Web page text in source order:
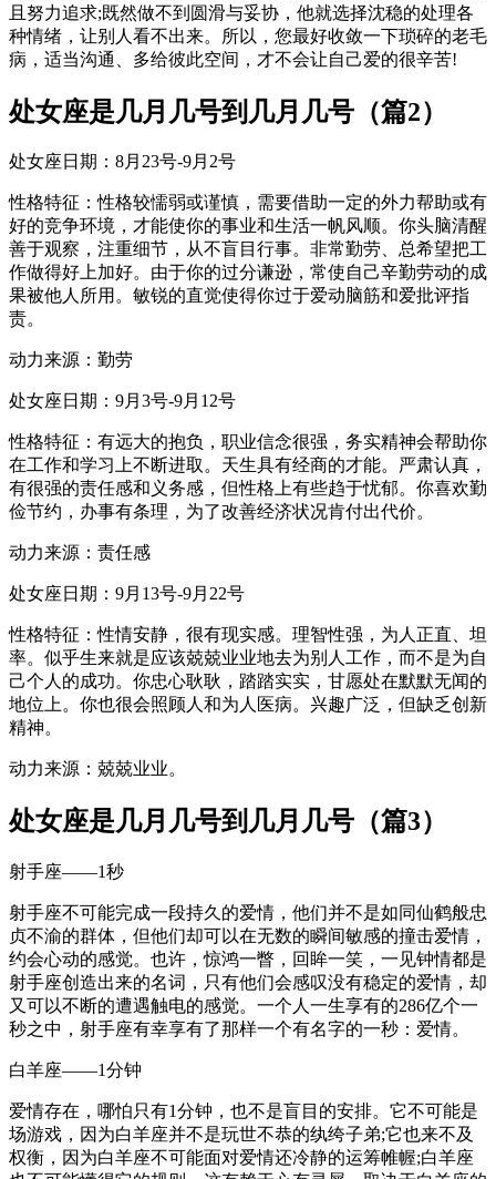
且努力追求;既然做不到圆滑与妥协，他就选择沈稳的处理各
种情绪，让别人看不出来。所以，您最好收敛一下琐碎的老毛
病，适当沟通、多给彼此空间，才不会让自己爱的很辛苦!
处女座是几月几号到几月几号（篇2）
处女座日期：8月23号-9月2号
性格特征：性格较懦弱或谨慎，需要借助一定的外力帮助或有
好的竞争环境，才能使你的事业和生活一帆风顺。你头脑清醒
善于观察，注重细节，从不盲目行事。非常勤劳、总希望把工
作做得好上加好。由于你的过分谦逊，常使自己辛勤劳动的成
果被他人所用。敏锐的直觉使得你过于爱动脑筋和爱批评指
责。
动力来源：勤劳
处女座日期：9月3号-9月12号
性格特征：有远大的抱负，职业信念很强，务实精神会帮助你
在工作和学习上不断进取。天生具有经商的才能。严肃认真，
有很强的责任感和义务感，但性格上有些趋于忧郁。你喜欢勤
俭节约，办事有条理，为了改善经济状况肯付出代价。
动力来源：责任感
处女座日期：9月13号-9月22号
性格特征：性情安静，很有现实感。理智性强，为人正直、坦
率。似乎生来就是应该兢兢业业地去为别人工作，而不是为自
己个人的成功。你忠心耿耿，踏踏实实，甘愿处在默默无闻的
地位上。你也很会照顾人和为人医病。兴趣广泛，但缺乏创新
精神。
动力来源：兢兢业业。
处女座是几月几号到几月几号（篇3）
射手座——1秒
射手座不可能完成一段持久的爱情，他们并不是如同仙鹤般忠
贞不渝的群体，但他们却可以在无数的瞬间敏感的撞击爱情，
约会心动的感觉。也许，惊鸿一瞥，回眸一笑，一见钟情都是
射手座创造出来的名词，只有他们会感叹没有稳定的爱情，却
又可以不断的遭遇触电的感觉。一个人一生享有的286亿个一
秒之中，射手座有幸享有了那样一个有名字的一秒：爱情。
白羊座——1分钟
爱情存在，哪怕只有1分钟，也不是盲目的安排。它不可能是
场游戏，因为白羊座并不是玩世不恭的纨绔子弟;它也来不及
权衡，因为白羊座不可能面对爱情还冷静的运筹帷幄;白羊座